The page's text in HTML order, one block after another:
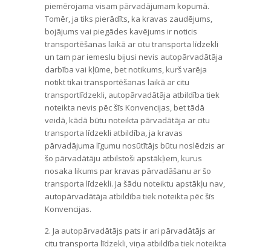
piemērojama visam pārvadājumam kopumā.
Tomēr, ja tiks pierādīts, ka kravas zaudējums,
bojājums vai piegādes kavējums ir noticis
transportēšanas laikā ar citu transporta līdzekli
un tam par iemeslu bijusi nevis autopārvadātāja
darbība vai kļūme, bet notikums, kurš varēja
notikt tikai transportēšanas laikā ar citu
transportlīdzekli, autopārvadātāja atbildība tiek
noteikta nevis pēc šīs Konvencijas, bet tādā
veidā, kādā būtu noteikta pārvadātāja ar citu
transporta līdzekli atbildība, ja kravas
pārvadājuma līgumu nosūtītājs būtu noslēdzis ar
šo pārvadātāju atbilstoši apstākļiem, kurus
nosaka likums par kravas pārvadāšanu ar šo
transporta līdzekli. Ja šādu noteiktu apstākļu nav,
autopārvadātāja atbildība tiek noteikta pēc šīs
Konvencijas.
2. Ja autopārvadātājs pats ir ari pārvadātājs ar
citu transporta līdzekli, viņa atbildība tiek noteikta